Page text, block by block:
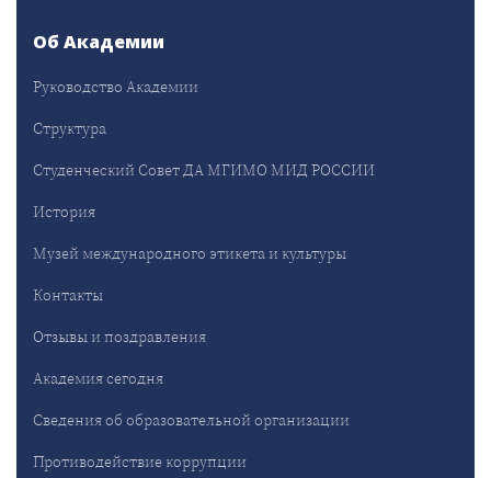
Об Академии
Руководство Академии
Структура
Студенческий Совет ДА МГИМО МИД РОССИИ
История
Музей международного этикета и культуры
Контакты
Отзывы и поздравления
Академия сегодня
Сведения об образовательной организации
Противодействие коррупции